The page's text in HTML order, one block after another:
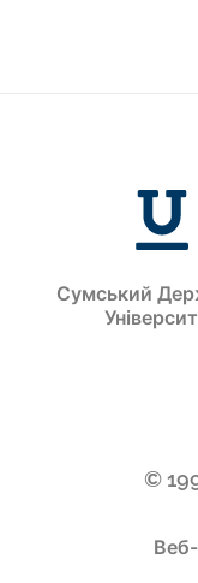
Сумський
©